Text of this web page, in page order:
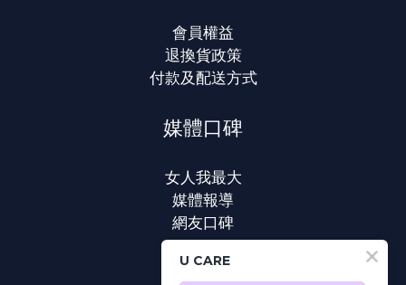
會員權益
退換貨政策
付款及配送方式
媒體口碑
女人我最大
媒體報導
網友口碑
聯絡我們
U CARE